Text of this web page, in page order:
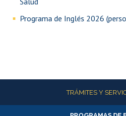
Programa de Inglés 2026
Más informaciónTRÁMITES Y